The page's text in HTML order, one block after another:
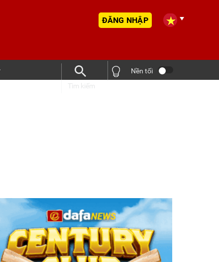
ĐĂNG NHẬP
Tìm kiếm
Nền tối